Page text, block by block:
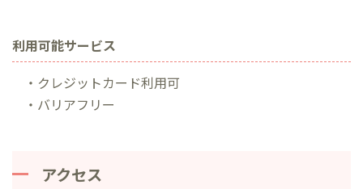
利用可能サービス
・クレジットカード利用可
・バリアフリー
アクセス